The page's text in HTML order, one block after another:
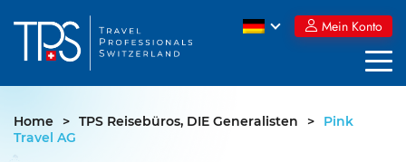
to
content
Mein Konto
Home > TPS Reisebüros, DIE Generalisten >
Pink
Travel AG